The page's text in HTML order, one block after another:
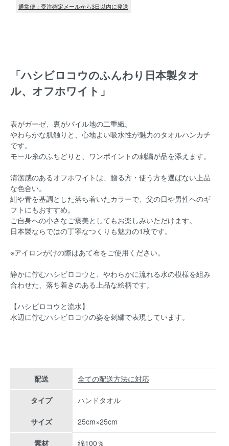
通常便：受注確定メールから3日以内に発送
「ハシビロコウのふんわり日本製タオ
ル、オフホワイト」
表がガーゼ、裏がパイル地の二重織。
やわらかな肌触りと、心地よい吸水性が魅力のタオルハンカチ
です。
モール糸のふちどりと、ワンポイントの刺繍が品を添えます。
清潔感のあるオフホワイトは、贈る方・使う方を選ばない上品
な色合い。
紺や青を基調とした落ち着いたカラーで、父の日や男性へのギ
フトにもおすすめ。
ご自身への小さなご褒美としてもお楽しみいただけます。
日本製ならではの丁寧なつくりも魅力の1枚です。
※アイロンがけの際はあて布をご使用ください。
静かに佇むハシビロコウと、やわらかに流れる水の模様を組み
合わせた、落ち着きのある上品な絵柄です。
【ハシビロコウと流水】
水辺に佇むハシビロコウの姿を刺繍で表現しています。
配送 全ての配送方法に対応
タイプ ハンドタオル
サイズ 25cm×25cm
素材 綿100％